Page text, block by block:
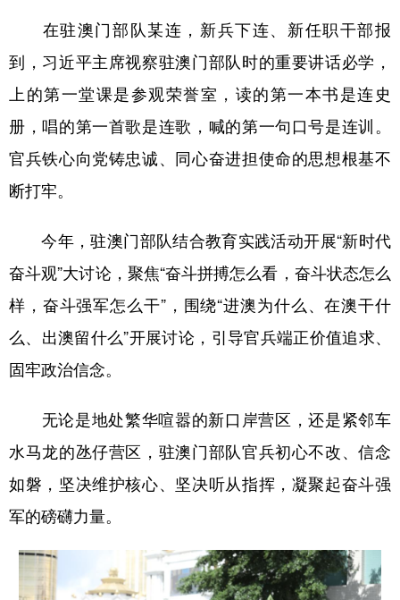
在驻澳门部队某连，新兵下连、新任职干部报
到，习近平主席视察驻澳门部队时的重要讲话必学，
上的第一堂课是参观荣誉室，读的第一本书是连史
册，唱的第一首歌是连歌，喊的第一句口号是连训。
官兵铁心向党铸忠诚、同心奋进担使命的思想根基不
断打牢。
今年，驻澳门部队结合教育实践活动开展“新时代
奋斗观”大讨论，聚焦“奋斗拼搏怎么看，奋斗状态怎么
样，奋斗强军怎么干”，围绕“进澳为什么、在澳干什
么、出澳留什么”开展讨论，引导官兵端正价值追求、
固牢政治信念。
无论是地处繁华喧嚣的新口岸营区，还是紧邻车
水马龙的氹仔营区，驻澳门部队官兵初心不改、信念
如磐，坚决维护核心、坚决听从指挥，凝聚起奋斗强
军的磅礴力量。